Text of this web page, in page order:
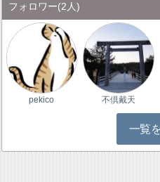
フォロワー(2人)
pekico 不倶戴天
一覧